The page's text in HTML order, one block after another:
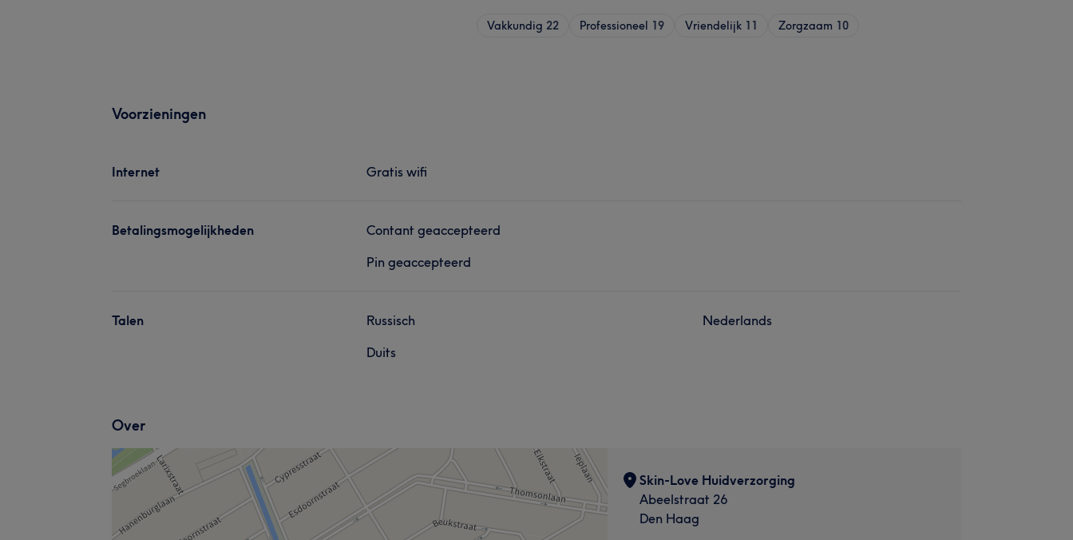
Vakkundig 22 Professioneel 19 Vriendelijk 11 Zorgzaam 10
Voorzieningen
Internet Gratis wifi
Betalingsmogelijkheden
Contant geaccepteerd
Pin geaccepteerd
Talen
Russisch
Duits
Nederlands
Over
Skin-Love Huidverzorging
Abeelstraat 26
Den Haag